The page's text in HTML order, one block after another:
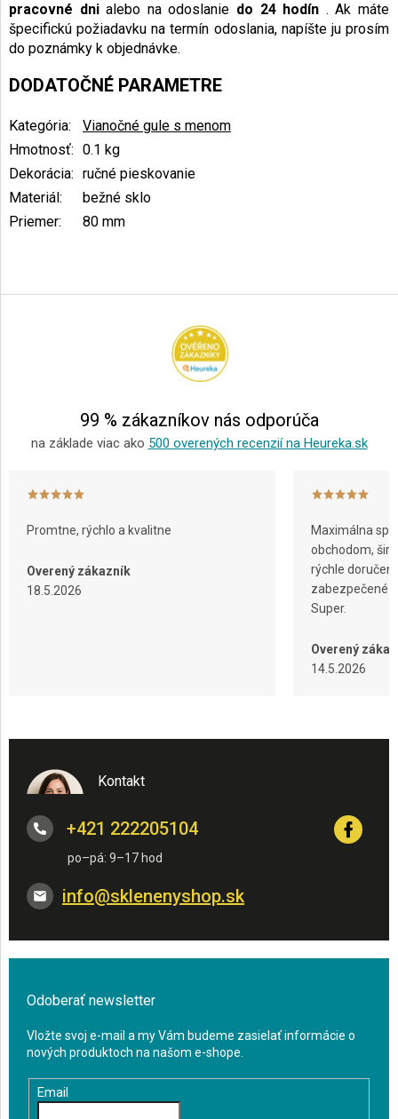
pracovné dnialebo na odoslanie do 24 hodín . Ak máte
špecifickú požiadavku na termín odoslania, napíšte ju prosím
do poznámky k objednávke.
DODATOČNÉ PARAMETRE
Kategória:
Vianočné gule s menom
Hmotnosť: 0.1 kg
Dekorácia: ručné pieskovanie
Materiál :
bežné sklo
Priemer: 80 mm
á
99 % zákazníkov nás odporúča
na základe viac ako 500 overených recenzií na Heureka.sk
Promtne, rýchlo a kvalitne
Overený zákazník
18.5.2026
Maximálna
obchodom,
rýchle
zabezpečené
Super.
Overený
14.5.2026
Kontakt
info@sklenenyshop.sk
+421 222205104
Odoberať newsletter
Vložte svoj e-mail a my Vám budeme zasielať informácie o
nových produktoch na našom e-shope.
Email